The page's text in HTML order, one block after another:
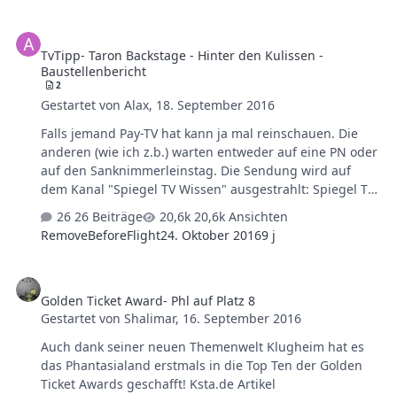
TvTipp- Taron Backstage - Hinter den Kulissen -
Baustellenbericht
2
Gestartet vonAlax, 18. September 2016
Falls jemand Pay-TV hat kann ja mal reinschauen. Die
anderen (wie ich z.b.) warten entweder auf eine PN oder
auf den Sanknimmerleinstag. Die Sendung wird auf
dem Kanal "Spiegel TV Wissen" ausgestrahlt: Spiegel TV
telecolumbus, netcologne, telekom
http://www.spiegelwissen.tv/index.php/empfang/) 16.10
sehen...allerdings nur mit zattoPlus (10€)
26 Beiträge
20,6k Ansichten
RemoveBeforeFlight24. Oktober 20169 j
Golden Ticket Award- Phl auf Platz 8
Gestartet vonShalimar, 16. September 2016
Auch dank seiner neuen Themenwelt Klugheim hat es
das Phantasialand erstmals in die Top Ten der Golden
Ticket Awards geschafft! Ksta.de Artikel